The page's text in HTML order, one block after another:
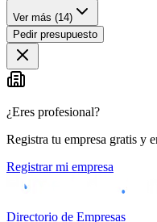
Ver más (14)
Pedir presupuesto
¿Eres profesional?
Registra tu empresa gratis y
Registrar mi empresa
Directorio de Empresas